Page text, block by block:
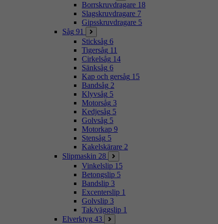
Borrskruvdragare 18
Slagskruvdragare 7
Gipsskruvdragare 5
Såg 91
Sticksåg 6
Tigersåg 11
Cirkelsåg 14
Sänksåg 6
Kap och gersåg 15
Bandsåg 2
Klyvsåg 5
Motorsåg 3
Kedjesåg 5
Golvsåg 5
Motorkap 9
Stensåg 5
Kakelskärare 2
Slipmaskin 28
Vinkelslip 15
Betongslip 5
Bandslip 3
Excenterslip 1
Golvslip 3
Tak/väggslip 1
Elverktyg 43